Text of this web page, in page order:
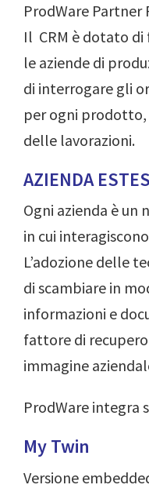
ProdWare
Il CRM è dotato
le aziende di
di interrogare gli
per ogni
delle lavorazioni.
AZIENDA
Ogni azienda è un
in cui
L’adozione delle
di scambiare in
informazioni e
fattore di
immagine
ProdWare integra
My Twin
Versione